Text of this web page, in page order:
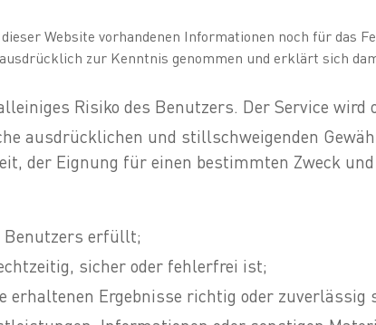
Website vorhandenen Informationen noch für das
zur Kenntnis genommen und erklärt sich
Risiko des Benutzers. Der Service
ausdrücklichen und stillschweigenden
der Eignung für einen bestimmten Zweck
Benutzers erfüllt;
sicher oder fehlerfrei ist;
erhaltenen Ergebnisse richtig oder zuverlässig